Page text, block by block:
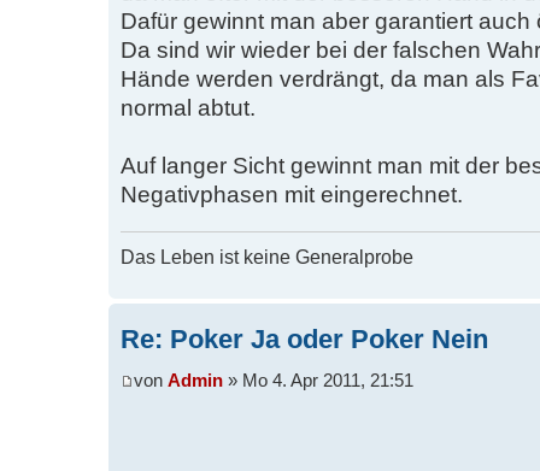
Dafür gewinnt man aber garantiert auch
Da sind wir wieder bei der falschen
Hände werden verdrängt, da man als
normal abtut.
Auf langer Sicht gewinnt man mit der
Negativphasen mit eingerechnet.
Das Leben ist keine Generalprobe
Re: Poker Ja oder Poker Nein
von Admin » Mo 4. Apr 2011, 21:51